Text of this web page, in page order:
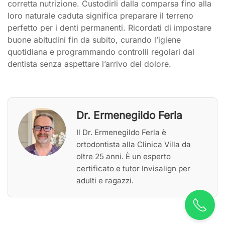
corretta nutrizione. Custodirli dalla comparsa fino alla
loro naturale caduta significa preparare il terreno
perfetto per i denti permanenti. Ricordati di impostare
buone abitudini fin da subito, curando l’igiene
quotidiana e programmando controlli regolari dal
dentista senza aspettare l’arrivo del dolore.
Dr. Ermenegildo Ferla
Il Dr. Ermenegildo Ferla è
ortodontista alla Clinica Villa da
oltre 25 anni. È un esperto
certificato e tutor Invisalign per
adulti e ragazzi.